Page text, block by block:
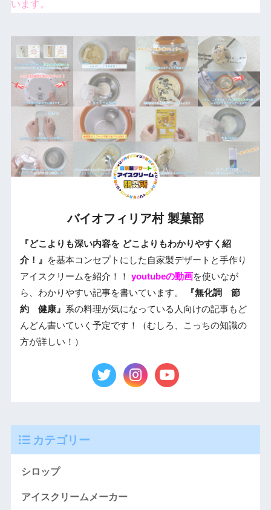
います。
バイオフィリア村 製菓部
『どこよりも深い内容を どこよりもわかりやすく紹
介！』
を基本コンセプトにした自家製デザートと手作り
アイスクリームを紹介！！ youtubeの動画を使いなが
ら、わかりやすい記事を書いています。
『無化調 節
約 健康』 系の料理が気になっている人向けの記事もど
んどん書いていく予定です！（むしろ、こっちの知識の
方が詳しい！）
カテゴリー
シロップ
アイスクリームメーカー